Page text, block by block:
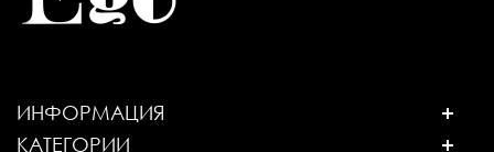
ИНФОРМАЦИЯ
КАТЕГОРИИ